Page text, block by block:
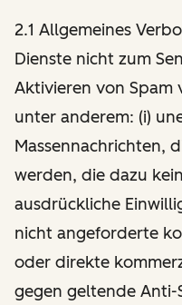
2.1 Allgemeines
Dienste nicht zum
Aktivieren von Spam
unter anderem: (i)
Massennachrichten,
werden, die dazu
ausdrückliche
nicht angeforderte
oder direkte
gegen geltende Anti-